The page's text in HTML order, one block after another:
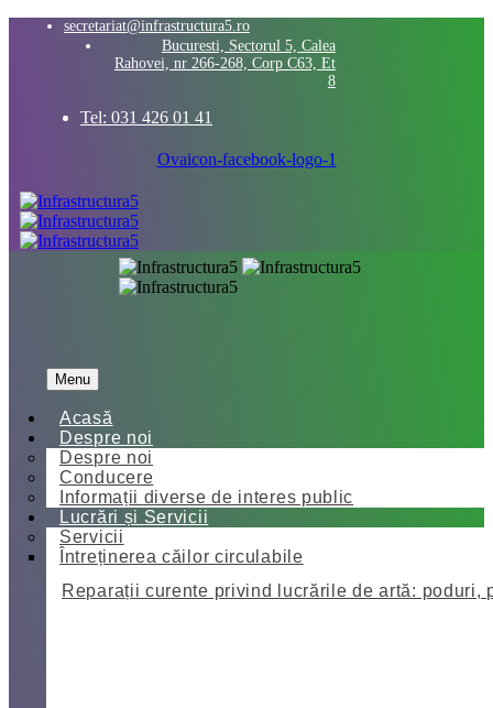
secretariat@infrastructura5.ro
Bucuresti, Sectorul 5, Calea
Rahovei, nr 266-268, Corp C63, Et
8
Tel: 031 426 01 41
Ovaicon-facebook-logo-1
Menu
Acasă
Despre noi
Despre noi
Conducere
Informații diverse de interes public
Lucrări și Servicii
Servicii
Întreținerea căilor circulabile
Reparații curente privind lucrările de artă: poduri,